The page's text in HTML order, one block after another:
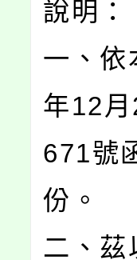
說明
一、依
年12
671號
份。
二、茲